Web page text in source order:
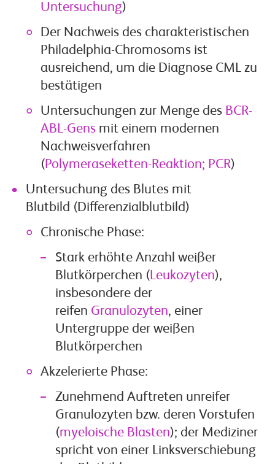
Untersuchung)
Der Nachweis des charakteristischen
Philadelphia-Chromosoms ist
ausreichend, um die Diagnose CML zu
bestätigen
Untersuchungen zur Menge des BCR-
ABL-Gensmit einem modernen
Nachweisverfahren
(Polymeraseketten-Reaktion; PCR)
Untersuchung des Blutes mit
Blutbild (Differenzialblutbild)
Chronische Phase:
Stark erhöhte Anzahl weißer
Blutkörperchen (Leukozyten),
insbesondere der
reifen Granulozyten, einer
Untergruppe der weißen
Blutkörperchen
Akzelerierte Phase:
Zunehmend Auftreten unreifer
Granulozyten bzw. deren Vorstufen
(myeloische Blasten); der Mediziner
spricht von einer Linksverschiebung